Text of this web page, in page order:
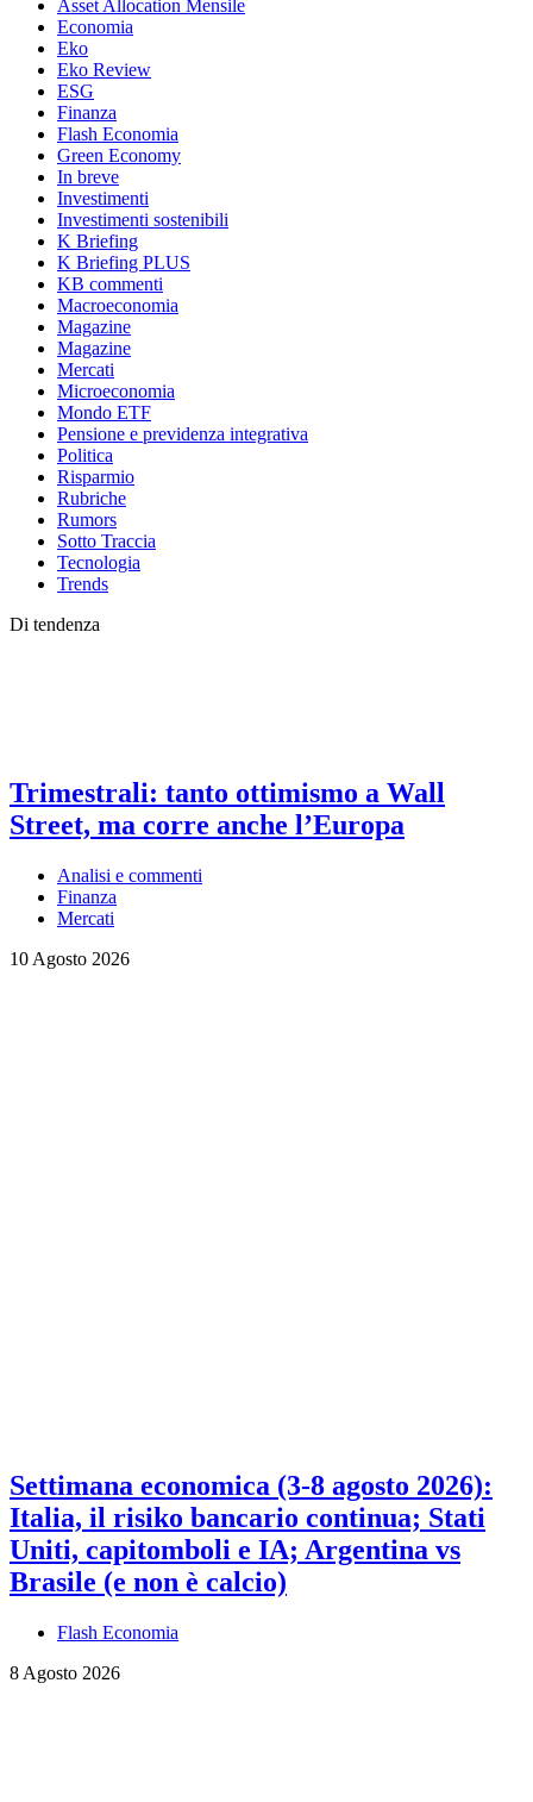
Asset Allocation Mensile
Economia
Eko
Eko Review
ESG
Finanza
Flash Economia
Green Economy
In breve
Investimenti
Investimenti sostenibili
K Briefing
K Briefing PLUS
KB commenti
Macroeconomia
Magazine
Magazine
Mercati
Microeconomia
Mondo ETF
Pensione e previdenza integrativa
Politica
Risparmio
Rubriche
Rumors
Sotto Traccia
Tecnologia
Trends
Di tendenza
Trimestrali: tanto ottimismo a Wall
Street, ma corre anche l’Europa
Analisi e commenti
Finanza
Mercati
10 Agosto 2026
Settimana economica (3-8 agosto 2026):
Italia, il risiko bancario continua; Stati
Uniti, capitomboli e IA; Argentina vs
Brasile (e non è calcio)
Flash Economia
8 Agosto 2026